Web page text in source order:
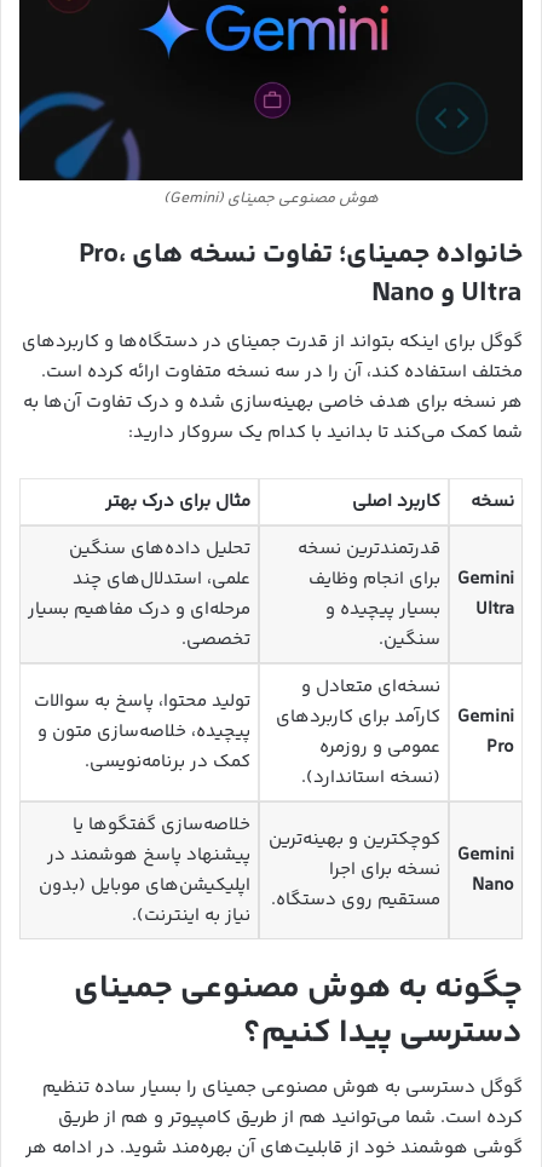
هوش مصنوعی جمینای (Gemini)
خانواده جمینای؛ تفاوت نسخه های Pro،
Ultra و Nano
گوگل برای اینکه بتواند از قدرت جمینای در دستگاه‌ها و کاربردهای
مختلف استفاده کند، آن را در سه نسخه متفاوت ارائه کرده است.
هر نسخه برای هدف خاصی بهینه‌سازی شده و درک تفاوت آن‌ها به
شما کمک می‌کند تا بدانید با کدام یک سروکار دارید:
نسخه کاربرد اصلی مثال برای درک بهتر
Gemini
Ultra
قدرتمندترین نسخه
برای انجام وظایف
بسیار پیچیده و
سنگین.
تحلیل داده‌های سنگین
علمی، استدلال‌های چند
مرحله‌ای و درک مفاهیم بسیار
تخصصی.
Gemini
Pro
نسخه‌ای متعادل و
کارآمد برای کاربردهای
عمومی و روزمره
(نسخه استاندارد).
تولید محتوا، پاسخ به سوالات
پیچیده، خلاصه‌سازی متون و
کمک در برنامه‌نویسی.
Gemini
Nano
کوچکترین و بهینه‌ترین
نسخه برای اجرا
مستقیم روی دستگاه.
خلاصه‌سازی گفتگوها یا
پیشنهاد پاسخ هوشمند در
اپلیکیشن‌های موبایل (بدون
نیاز به اینترنت).
چگونه به هوش مصنوعی جمینای
دسترسی پیدا کنیم؟
گوگل دسترسی به هوش مصنوعی جمینای را بسیار ساده تنظیم
کرده است. شما می‌توانید هم از طریق کامپیوتر و هم از طریق
گوشی هوشمند خود از قابلیت‌های آن بهره‌مند شوید. در ادامه هر